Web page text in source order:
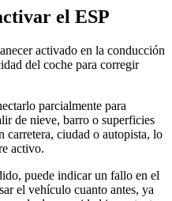
el ESP
activado en la conducción
del coche para corregir
parcialmente para
de nieve, barro o superficies
carretera, ciudad o autopista, lo
activo.
puede indicar un fallo en el
el vehículo cuanto antes, ya